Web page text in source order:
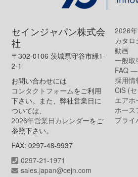
セインジャパン株式会
社
〒302-0106 茨城県守谷市緑1-
2-1
お問い合わせには
コンタクトフォームをご利用
下さい。また、弊社営業日に
ついては、
2026年営業日カレンダーをご
参照下さい。
FAX: 0297-48-9937
0297-21-1971
sales.japan@cejn.com
2026
カタロ
動画
一般取
FAQ ―
採用情
CiS (セ
エアホ
ホース
プライ